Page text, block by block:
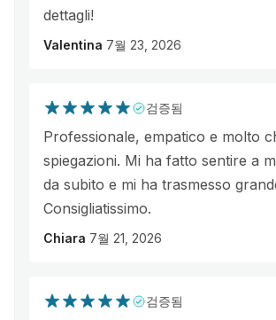
dettagli!
Valentina 7월 23, 2026
검증됨
Professionale, empatico e molto
spiegazioni. Mi ha fatto sentire a
da subito e mi ha trasmesso
Consigliatissimo.
Chiara 7월 21, 2026
검증됨